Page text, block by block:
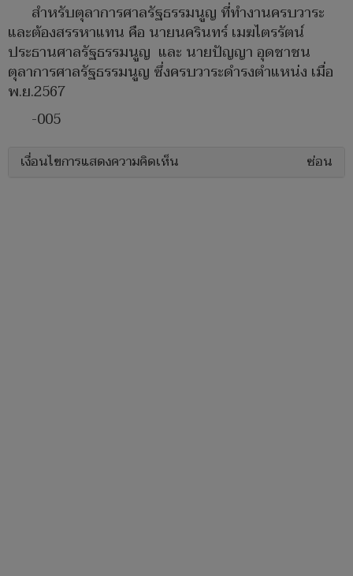
สำหรับตุลาการศาลรัฐธรรมนูญ ที่ทำงานครบวาระ
และต้องสรรหาแทน คือ นายนครินทร์ เมฆไตรรัตน์
ประธานศาลรัฐธรรมนูญ และ นายปัญญา อุดชาชน
ตุลาการศาลรัฐธรรมนูญ ซึ่งครบวาระดำรงตำแหน่ง เมื่อ
พ.ย.2567
-005
เงื่อนไขการแสดงความคิดเห็น ซ่อน